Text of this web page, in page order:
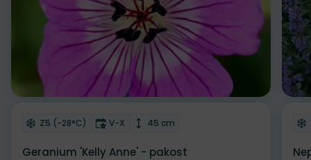
Odober do zoznamu želaní
Mrazuvzdornosť
Z5 (-28°C) Doba kvitnutia
V-X Výška rastliny
45 cm
Geranium 'Kelly Anne' - pakost